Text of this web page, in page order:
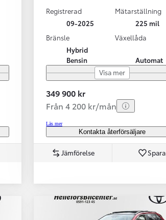
Registrerad
09-2025
Mätarställning
225 mil
Bränsle
Hybrid
Bensin
Växellåda
Automat
Visa mer
349 900 kr
Från 4 200 kr/mån
Läs mer
Kontakta återförsäljare
Jämförelse Spara